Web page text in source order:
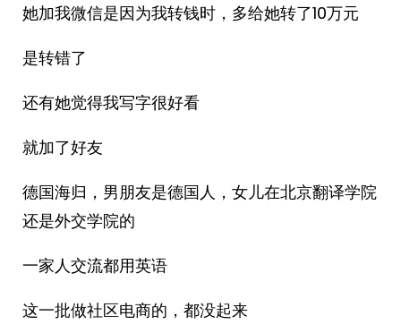
她加我微信是因为我转钱时，多给她转了10万元
是转错了
还有她觉得我写字很好看
就加了好友
德国海归，男朋友是德国人，女儿在北京翻译学院
还是外交学院的
一家人交流都用英语
这一批做社区电商的，都没起来